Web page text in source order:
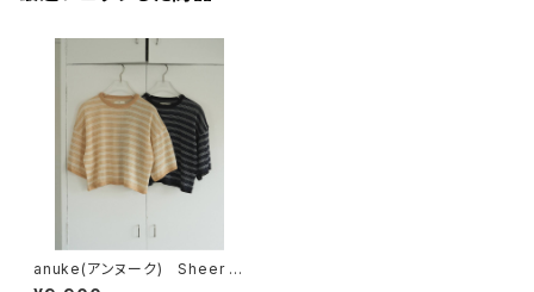
anuke(アンヌーク) Sheer B
order Knit